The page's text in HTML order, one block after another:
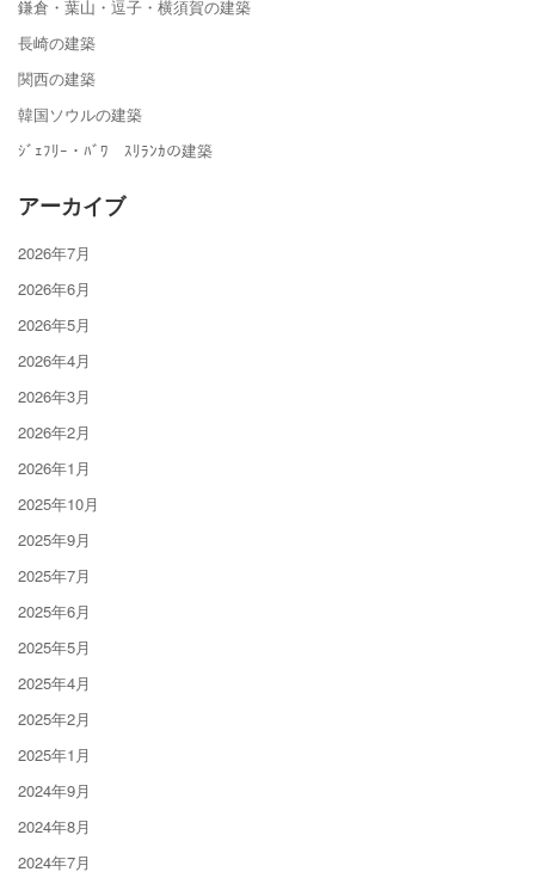
鎌倉・葉山・逗子・横須賀の建築
長崎の建築
関西の建築
韓国ソウルの建築
ｼﾞｪﾌﾘｰ・ﾊﾞﾜ ｽﾘﾗﾝｶの建築
アーカイブ
2026年7月
2026年6月
2026年5月
2026年4月
2026年3月
2026年2月
2026年1月
2025年10月
2025年9月
2025年7月
2025年6月
2025年5月
2025年4月
2025年2月
2025年1月
2024年9月
2024年8月
2024年7月